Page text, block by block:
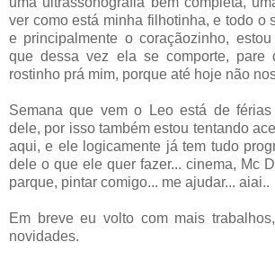
ver como está minha filhotinha, e todo o
e principalmente o coraçãozinho,
que dessa vez ela se comporte, pare
rostinho prá mim, porque até hoje não
Semana que vem o Leo está de
dele, por isso também estou tentando
aqui, e ele logicamente já tem tudo
dele o que ele quer fazer... cinema, Mc
parque, pintar comigo... me ajudar... aiai..
Em breve eu volto com mais
novidades.